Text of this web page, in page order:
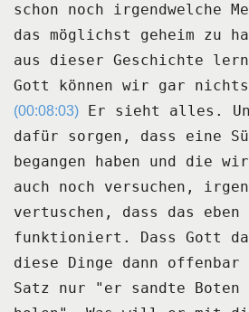
schon noch irgendwelche
das möglichst geheim zu
aus dieser Geschichte
Gott können wir gar
(00:08:03) Er sieht alles.
dafür sorgen, dass eine
begangen haben und die wir
auch noch versuchen,
vertuschen, dass das
funktioniert.
Dass Gott
diese Dinge dann offenbar
Satz nur "er sandte